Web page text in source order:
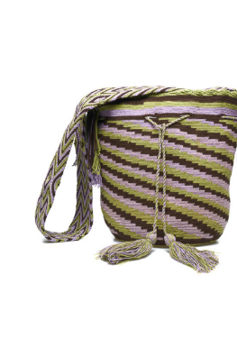
€110.00
Aggiungi
al carrello